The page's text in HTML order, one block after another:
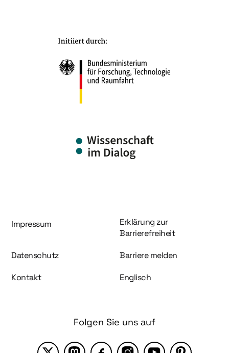
Information und Service
Impressum
Erklärung zur
Barrierefreiheit
Datenschutz Barriere melden
Kontakt Englisch
Folgen Sie uns auf